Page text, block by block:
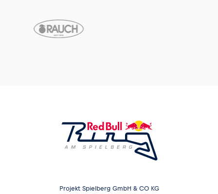
Projekt Spielberg GmbH & CO KG